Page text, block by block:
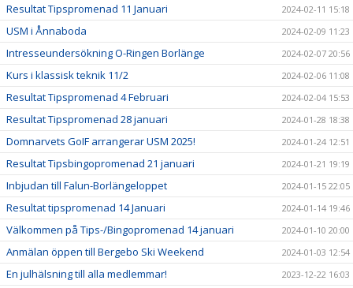
Resultat Tipspromenad 11 Januari 2024-02-11 15:18
USM i Ånnaboda 2024-02-09 11:23
Intresseundersökning O-Ringen Borlänge 2024-02-07 20:56
Kurs i klassisk teknik 11/2 2024-02-06 11:08
Resultat Tipspromenad 4 Februari 2024-02-04 15:53
Resultat Tipspromenad 28 januari 2024-01-28 18:38
Domnarvets GoIF arrangerar USM 2025! 2024-01-24 12:51
Resultat Tipsbingopromenad 21 januari 2024-01-21 19:19
Inbjudan till Falun-Borlängeloppet 2024-01-15 22:05
Resultat tipspromenad 14 Januari 2024-01-14 19:46
Välkommen på Tips-/Bingopromenad 14 januari 2024-01-10 20:00
Anmälan öppen till Bergebo Ski Weekend 2024-01-03 12:54
En julhälsning till alla medlemmar! 2023-12-22 16:03